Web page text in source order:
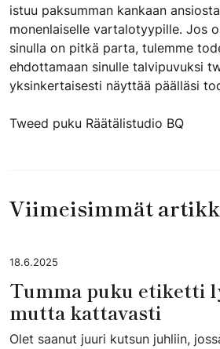
istuu paksumman kankaan
monenlaiselle vartalotyypille. Jos
sinulla on pitkä parta, tulemme
ehdottamaan sinulle talvipuvuksi
yksinkertaisesti näyttää päälläsi
Tweed puku Räätälistudio BQ
Viimeisimmät
18.6.2025
Tumma puku etiketti
mutta kattavasti
Olet saanut juuri kutsun juhliin,